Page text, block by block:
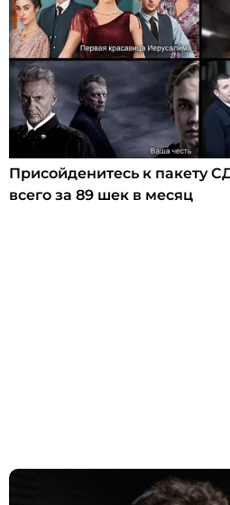
Присойденитесь к пакету
всего за 89 шек в месяц